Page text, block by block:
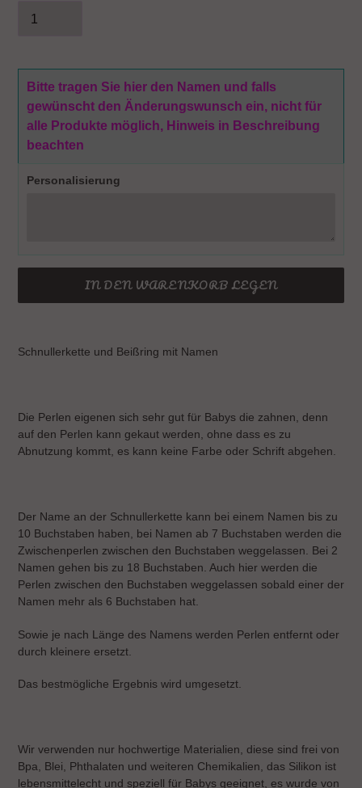
Bitte tragen Sie hier den Namen und falls
gewünscht den Änderungswunsch ein, nicht für
alle Produkte möglich, Hinweis in Beschreibung
beachten
Personalisierung
IN DEN WARENKORB LEGEN
Schnullerkette und Beißring mit Namen
Die Perlen eigenen sich sehr gut für Babys die zahnen, denn
auf den Perlen kann gekaut werden, ohne dass es zu
Abnutzung kommt, es kann keine Farbe oder Schrift abgehen.
Der Name an der Schnullerkette kann bei einem Namen bis zu
10 Buchstaben haben, bei Namen ab 7 Buchstaben werden die
Zwischenperlen zwischen den Buchstaben weggelassen. Bei 2
Namen gehen bis zu 18 Buchstaben. Auch hier werden die
Perlen zwischen den Buchstaben weggelassen sobald einer der
Namen mehr als 6 Buchstaben hat.
Sowie je nach Länge des Namens werden Perlen entfernt oder
durch kleinere ersetzt.
Das bestmögliche Ergebnis wird umgesetzt.
Wir verwenden nur hochwertige Materialien, diese sind frei von
Bpa, Blei, Phthalaten und weiteren Chemikalien, das Silikon ist
lebensmittelecht und speziell für Babys geeignet, es wurde von